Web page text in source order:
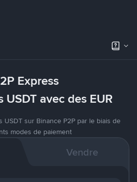
Express
USDT avec des EUR
sur Binance P2P par le biais de
modes de paiement
Vendre